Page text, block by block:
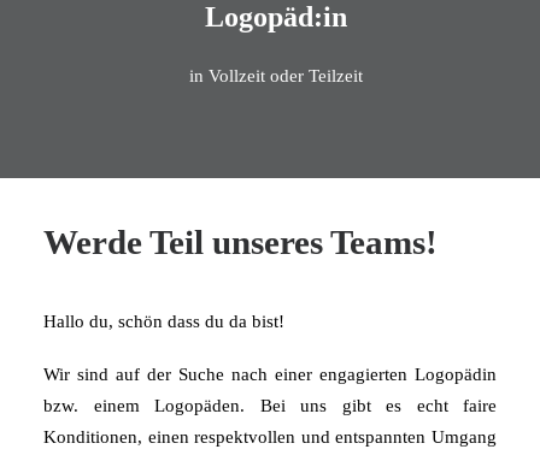
Logopäd:in
in Vollzeit oder Teilzeit
Werde Teil unseres Teams!
Hallo du, schön dass du da bist!
Wir sind auf der Suche nach einer engagierten Logopädin
bzw. einem Logopäden. Bei uns gibt es echt faire
Konditionen, einen respektvollen und entspannten Umgang